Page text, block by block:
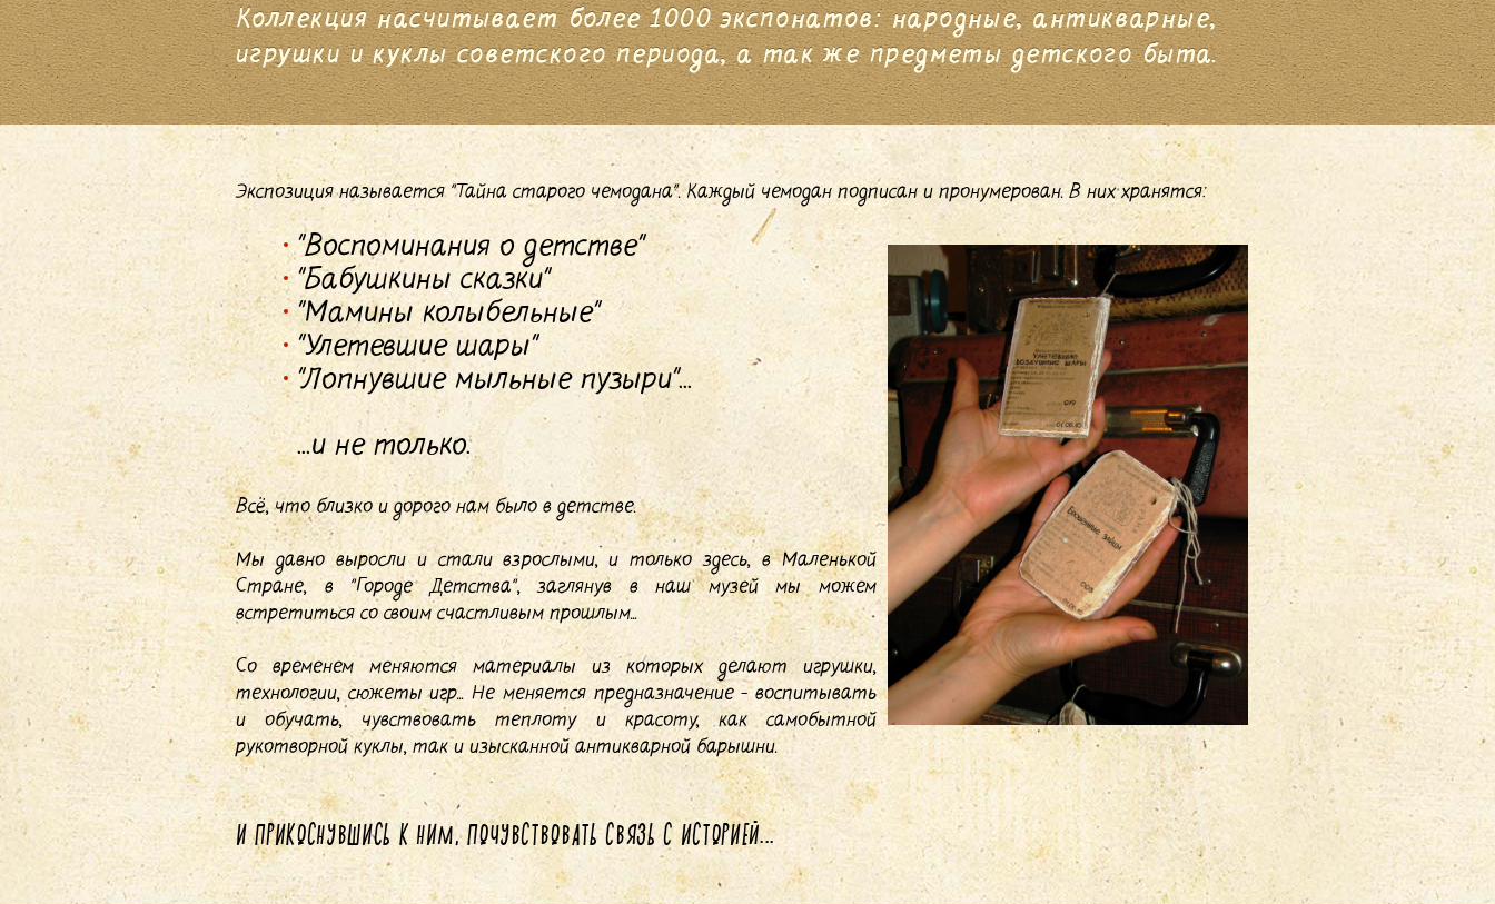
Коллекция насчитывает более 1000 экспонатов: народные, антикварные,
игрушки и куклы советского периода, а так же предметы детского быта.
Экспозиция называется "Тайна старого чемодана". Каждый чемодан подписан и пронумерован. В них хранятся:
"Воспоминания о детстве"
"Бабушкины сказки"
"Мамины колыбельные"
"Улетевшие шары"
"Лопнувшие мыльные пузыри"...
...и не только.
Всё, что близко и дорого нам было в детстве.
Мы давно выросли и стали взрослыми, и только здесь, в Маленькой
Стране, в "Городе Детства", заглянув в наш музей мы можем
встретиться со своим счастливым прошлым...
Со временем меняются материалы из которых делают игрушки,
технологии, сюжеты игр... Не меняется предназначение - воспитывать
и обучать, чувствовать теплоту и красоту, как самобытной
рукотворной куклы, так и изысканной антикварной барышни.
И ПРИКОСНУВШИСЬ К НИМ, ПОЧУВСТВОВАТЬ СВЯЗЬ С ИСТОРИЕЙ...